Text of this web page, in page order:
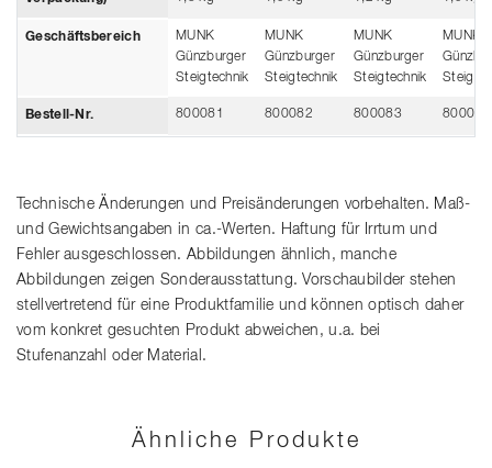
Geschäftsbereich
MUNK
Günzburger
Steigtechnik
MUNK
Günzburger
Steigtechnik
MUNK
Günzburger
Steigtechnik
MUNK
Bestell-Nr. 800081 800082 800083 800084
Technische Änderungen und Preisänderungen vorbehalten. Maß-
und Gewichtsangaben in ca.-Werten. Haftung für Irrtum und
Fehler ausgeschlossen. Abbildungen ähnlich, manche
Abbildungen zeigen Sonderausstattung. Vorschaubilder stehen
stellvertretend für eine Produktfamilie und können optisch daher
vom konkret gesuchten Produkt abweichen, u.a. bei
Stufenanzahl oder Material.
Ähnliche Produkte